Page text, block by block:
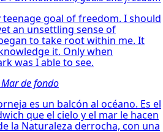
teenage goal of freedom. I should
an unsettling sense of
to take root within me. It
it. Only when
was I able to see.
Mar de fondo
es un balcón al océano. Es el
que el cielo y el mar le hacen
la Naturaleza derrocha, con una